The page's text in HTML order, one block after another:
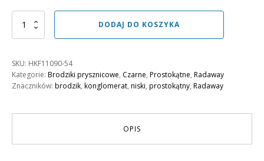
1737,00 zł.1563,00 zł.
ilość
Brodzik
110x90
Czarny
DODAJ DO KOSZYKA
SKU: HKF11090-54
Kategorie: Brodziki prysznicowe, Czarne, Prostokątne, Radaway
Znaczników: brodzik, konglomerat, niski, prostokątny, Radaway
OPIS